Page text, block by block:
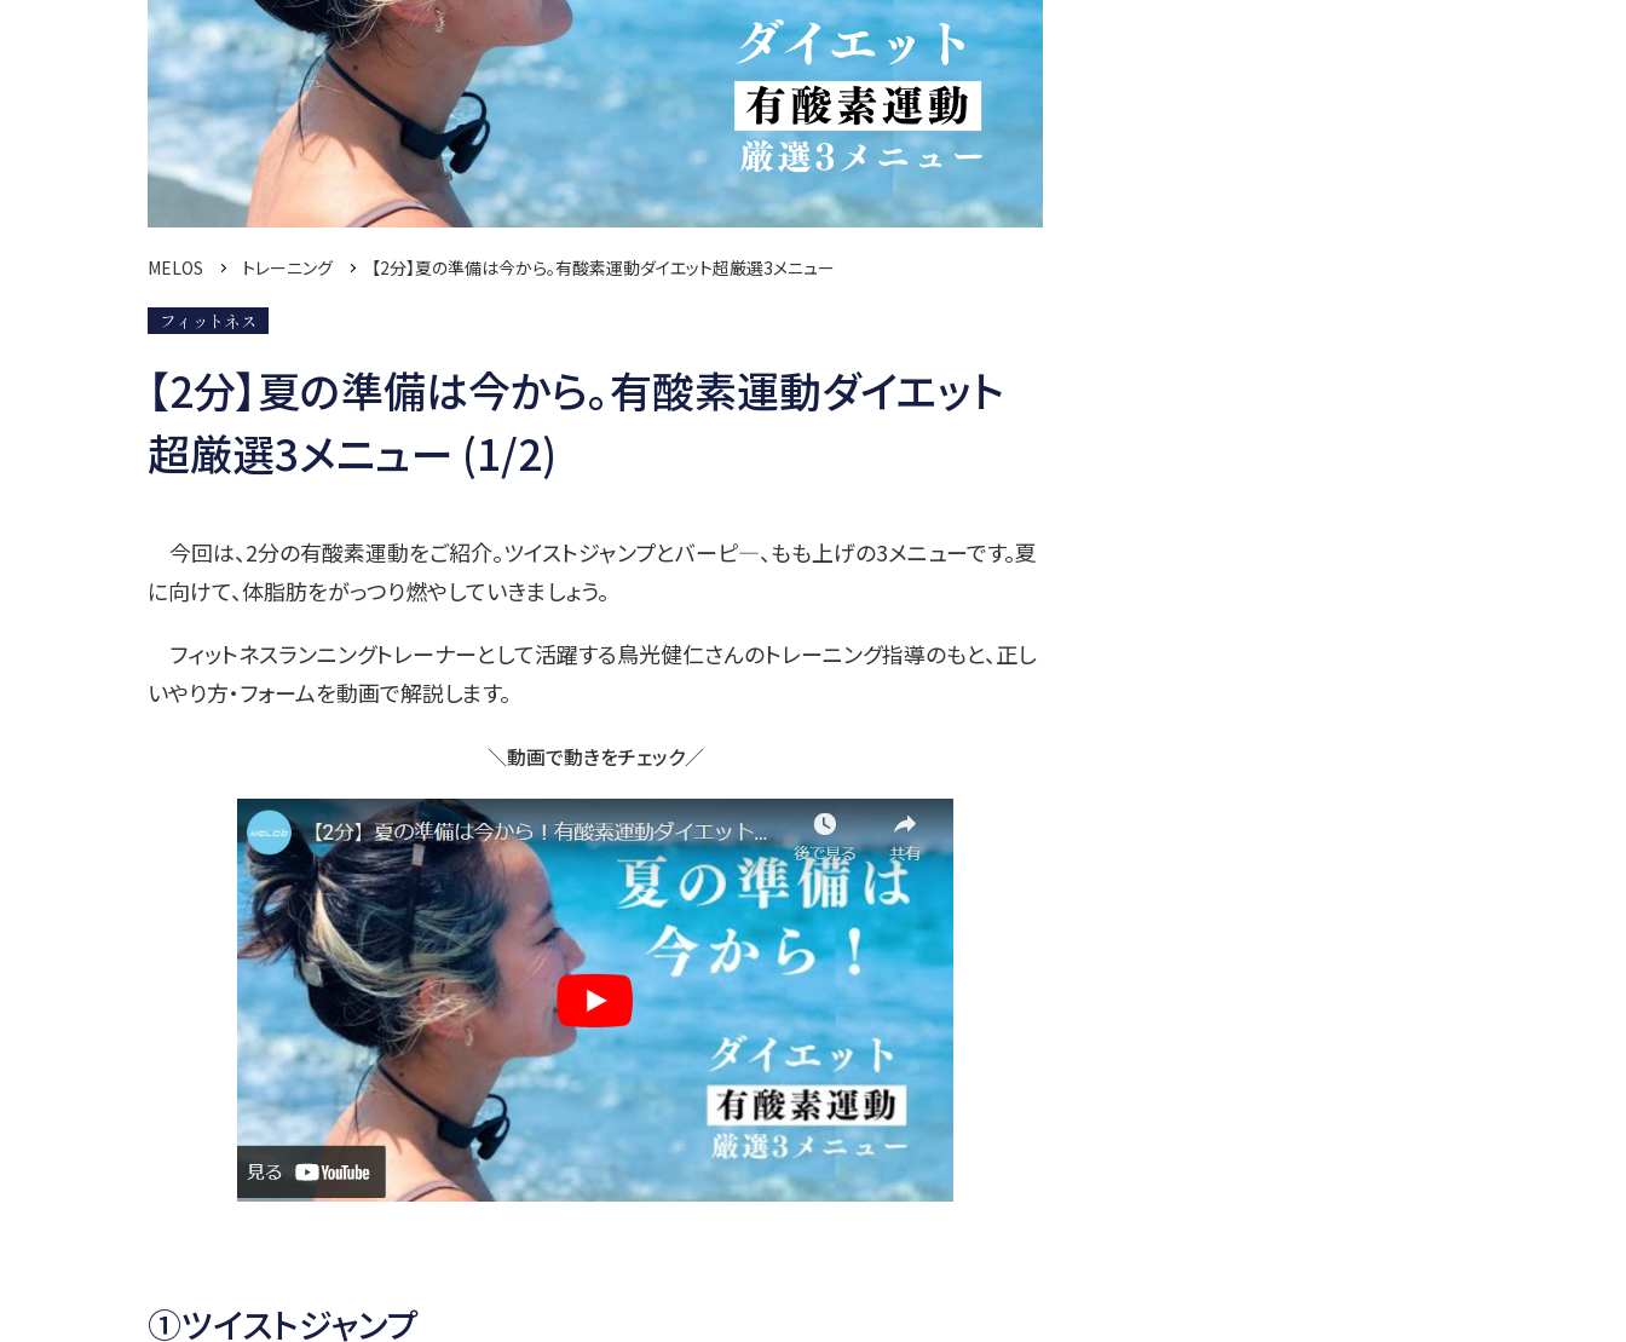
MELOS トレーニング 【2分】夏の準備は今から。有酸素運動ダイエット超厳選3メニュー
フィットネス
【2分】夏の準備は今から。有酸素運動ダイエット
超厳選3メニュー (1/2)
今回は、2分の有酸素運動をご紹介。ツイストジャンプとバーピ―、もも上げの3メニューです。夏
に向けて、体脂肪をがっつり燃やしていきましょう。
フィットネスランニングトレーナーとして活躍する鳥光健仁さんのトレーニング指導のもと、正し
いやり方・フォームを動画で解説します。
＼動画で動きをチェック／
①ツイストジャンプ